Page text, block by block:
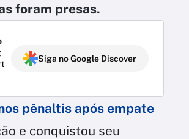
foram presas.
Siga no Google Discover
pênaltis após empate
e conquistou seu